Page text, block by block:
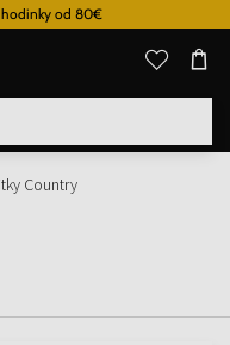
hodinky od 80€
Country